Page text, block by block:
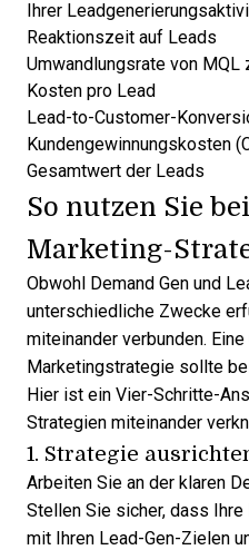
Ihrer
Reaktionszeit auf Leads
Umwandlungsrate von MQL
Kosten pro Lead
Lead-to-Customer-
Kundengewinnungskosten
Gesamtwert der Leads
So nutzen Sie
Marketing-
Obwohl Demand Gen und
unterschiedliche Zwecke
miteinander verbunden.
Marketingstrategie sollte
Hier ist ein Vier-Schritte-
Strategien miteinander
1. Strategie
Arbeiten Sie an der klaren
Stellen Sie sicher, dass Ihre
mit Ihren Lead-Gen-Zielen